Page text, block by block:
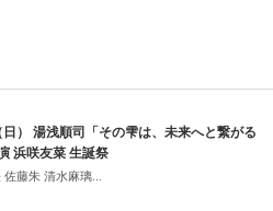
日） 湯浅順司「その雫は、未来へと繋がる
浜咲友菜 生誕祭
藤朱 清水麻璃...